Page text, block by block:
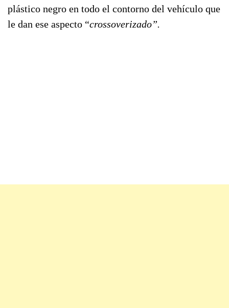
plástico negro en todo el contorno del vehículo que
le dan ese aspecto “crossoverizado”.